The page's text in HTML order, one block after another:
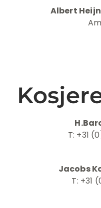
Albert
T: +31
Jacobs
T: +31